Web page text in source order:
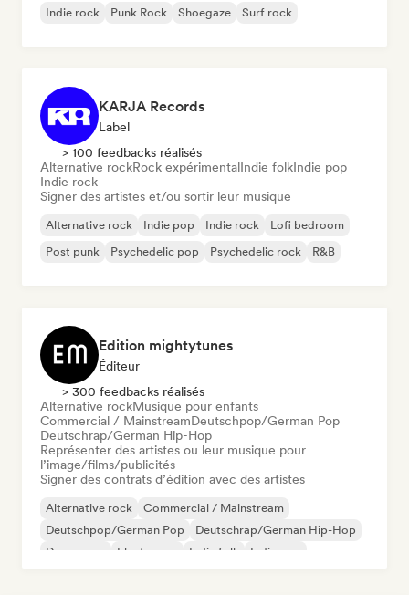
Indie rock
Punk Rock Shoegaze Surf rock
KARJA Records
Label
> 100 feedbacks réalisés
Alternative rockRock expérimentalIndie folkIndie pop
Indie rock
Signer des artistes et/ou sortir leur musique
Alternative rock Indie pop Indie rock
Lofi bedroom
Post punk
Psychedelic pop Psychedelic rock R&B
Edition mightytunes
Éditeur
> 300 feedbacks réalisés
Alternative rockMusique pour enfants
Commercial / MainstreamDeutschpop/German Pop
Deutschrap/German Hip-Hop
Représenter des artistes ou leur musique pour
l’image/films/publicités
Signer des contrats d’édition avec des artistes
Alternative rock
Commercial / Mainstream
Deutschpop/German Pop
Deutschrap/German Hip-Hop
Dream pop
Electropop Indie folk Indie pop